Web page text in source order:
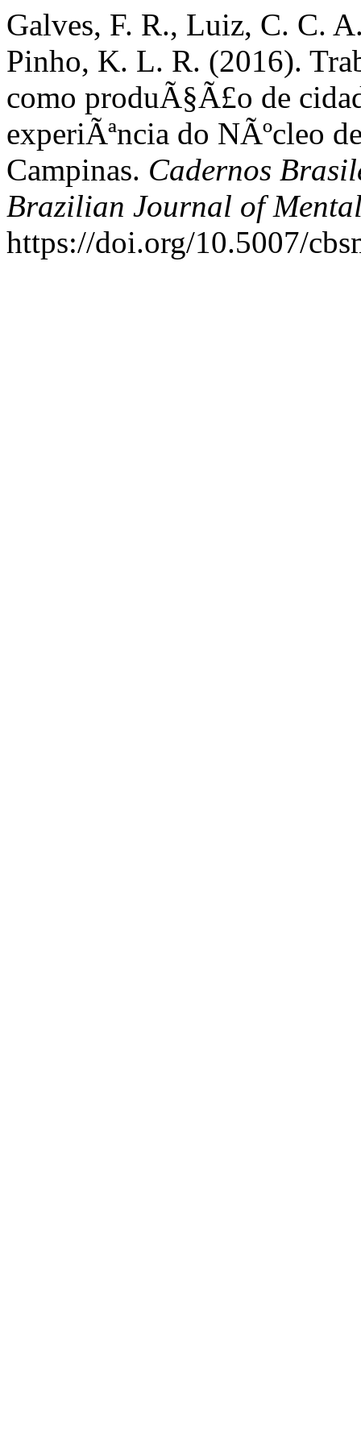
Galves, F. R., Luiz, C. C.
Pinho, K. L. R. (2016).
como produÃ§Ã£o de
experiÃªncia do NÃºcleo
Campinas. Cadernos
Brazilian Journal of
https://doi.org/10.5007/